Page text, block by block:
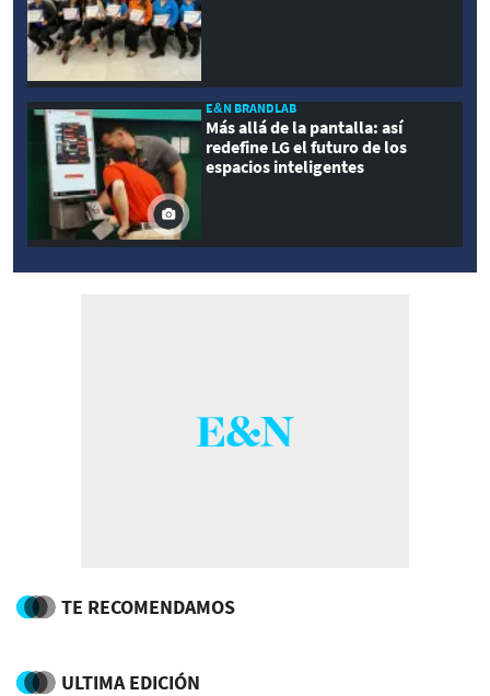
E&N BRANDLAB
Más allá de la pantalla: así
redefine LG el futuro de los
espacios inteligentes
TE RECOMENDAMOS
ULTIMA EDICIÓN